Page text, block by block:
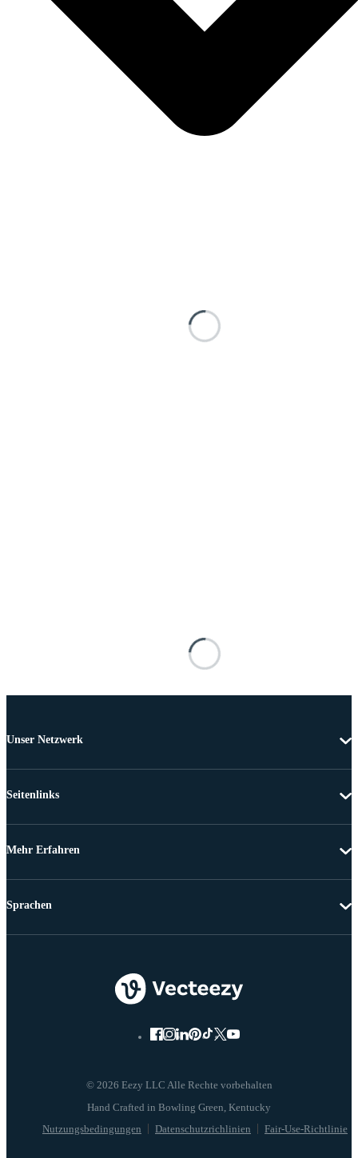
Unser Netzwerk
Seitenlinks
Mehr Erfahren
© 2026 Eezy LLC Alle Rechte vorbehalten
Nutzungsbedingungen Datenschutzrichlinien Fair-Use-Richtlinie
Sprachen